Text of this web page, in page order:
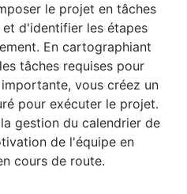
le projet en tâches
d'identifier les étapes
En cartographiant
tâches requises pour
vous créez un
pour exécuter le projet.
gestion du calendrier de
de l'équipe en
cours de route.